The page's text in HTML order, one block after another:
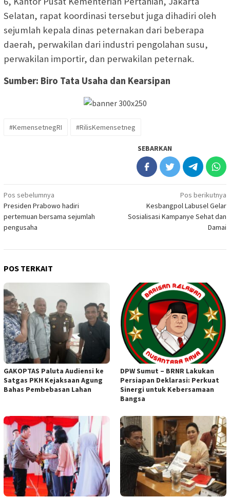
Selatan, rapat koordinasi tersebut juga dihadiri oleh
sejumlah kepala dinas peternakan dari beberapa
daerah, perwakilan dari industri pengolahan susu,
perwakilan importir, dan perwakilan peternak.
Sumber: Biro Tata Usaha dan Kearsipan
#KemensetnegRI #RilisKemensetneg
SEBARKAN
Navigasi
pos
Pos sebelumnya
Presiden Prabowo hadiri
pertemuan bersama sejumlah
pengusaha
Pos berikutnya
Kesbangpol Labusel Gelar
Sosialisasi Kampanye Sehat dan
Damai
POS TERKAIT
GAKOPTAS Paluta Audiensi ke
Satgas PKH Kejaksaan Agung
Bahas Pembebasan Lahan
DPW Sumut – BRNR Lakukan
Persiapan Deklarasi: Perkuat
Sinergi untuk Kebersamaan
Bangsa